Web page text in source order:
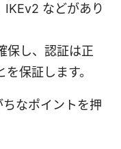
などがあり
保し、認証は正
保証します。
なポイントを押